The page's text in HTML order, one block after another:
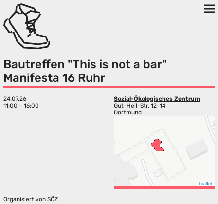
Bautreffen "This is not a bar"
Manifesta 16 Ruhr
24.07.26
11:00 – 16:00
Sozial-Ökologisches Zentrum
Gut-Heil-Str. 12-14
Dortmund
Leaflet
Organisiert vonSÖZ